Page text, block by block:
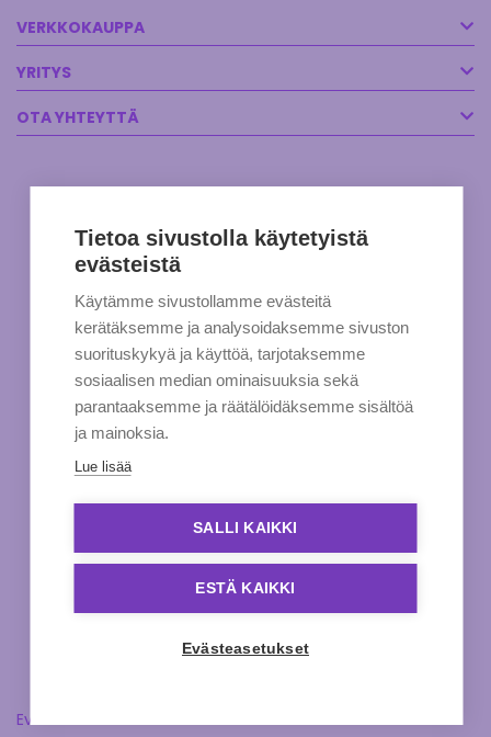
VERKKOKAUPPA
YRITYS
OTA YHTEYTTÄ
Evästeasetukset
Tietoa sivustolla käytetyistä
evästeistä
Käytämme sivustollamme evästeitä
kerätäksemme ja analysoidaksemme sivuston
suorituskykyä ja käyttöä, tarjotaksemme
sosiaalisen median ominaisuuksia sekä
parantaaksemme ja räätälöidäksemme sisältöä
ja mainoksia.
Lue lisää
SALLI KAIKKI
ESTÄ KAIKKI
Evästeasetukset